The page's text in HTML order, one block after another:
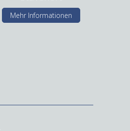
Mehr Informationen